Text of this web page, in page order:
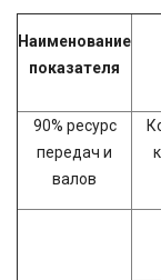
Наименование
показателя
90% ресурс
передач и
валов